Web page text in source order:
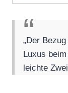
„Der
Luxus
leichte